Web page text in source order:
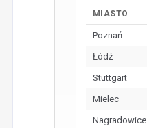
MIASTO
Poznań
Łódź
Stuttgart
Mielec
Nagradowice